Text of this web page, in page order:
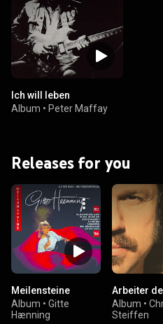
Ich will leben
Album • Peter Maffay
Releases for you
Meilensteine
Album • Gitte
Hænning
Arbeiter
Album •
Steiffen